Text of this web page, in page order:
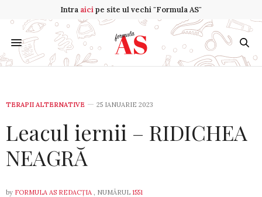
Intra aicipe site ul vechi "Formula AS"
TERAPII ALTERNATIVE 25 IANUARIE 2023
Leacul iernii – RIDICHEA
NEAGRĂ
by FORMULA AS REDACȚIA , NUMĂRUL 1551